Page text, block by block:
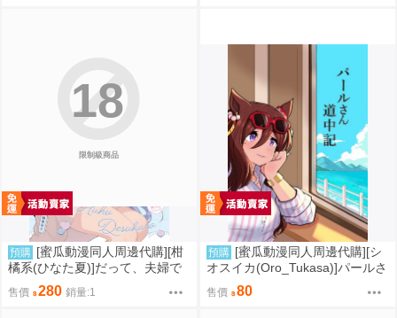
限制級商品
18
預購 [蜜瓜動漫同人周邊代購][柑
橘系(ひなた夏)]だって、夫婦で
すから(無職轉生)(同人誌)
售價 280 銷量:1
預購 [蜜瓜動漫同人周邊代購][シ
オスイカ(Oro_Tukasa)]パールさ
ん道中記(賽馬娘)(同人誌)
售價 80